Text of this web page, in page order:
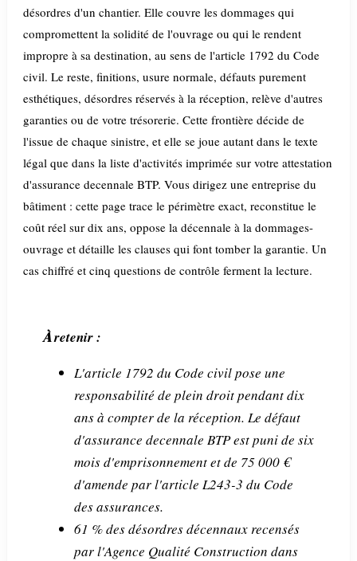
désordres d'un chantier. Elle couvre les dommages qui
compromettent la solidité de l'ouvrage ou qui le rendent
impropre à sa destination, au sens de l'article 1792 du Code
civil. Le reste, finitions, usure normale, défauts purement
esthétiques, désordres réservés à la réception, relève d'autres
garanties ou de votre trésorerie. Cette frontière décide de
l'issue de chaque sinistre, et elle se joue autant dans le texte
légal que dans la liste d'activités imprimée sur votre attestation
d'assurance decennale BTP. Vous dirigez une entreprise du
bâtiment : cette page trace le périmètre exact, reconstitue le
coût réel sur dix ans, oppose la décennale à la dommages-
ouvrage et détaille les clauses qui font tomber la garantie. Un
cas chiffré et cinq questions de contrôle ferment la lecture.
À retenir :
L'article 1792 du Code civil pose une
responsabilité de plein droit pendant dix
ans à compter de la réception. Le défaut
d'assurance decennale BTP est puni de six
mois d'emprisonnement et de 75 000 €
d'amende par l'article L243-3 du Code
des assurances.
61 % des désordres décennaux recensés
par l'Agence Qualité Construction dans